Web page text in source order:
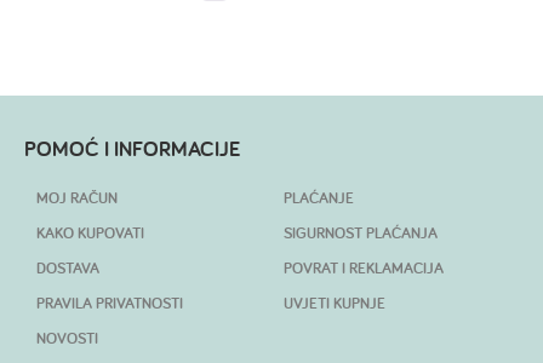
POMOĆ I INFORMACIJE
MOJ RAČUN
KAKO KUPOVATI
DOSTAVA
PRAVILA PRIVATNOSTI
NOVOSTI
PLAĆANJE
SIGURNOST PLAĆANJA
POVRAT I REKLAMACIJA
UVJETI KUPNJE